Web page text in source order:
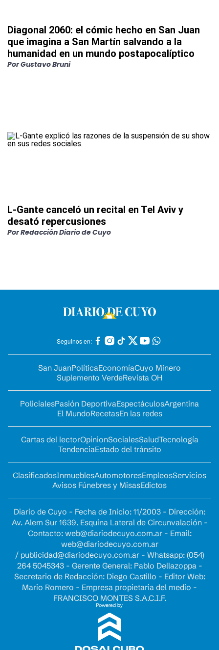
Diagonal 2060: el cómic hecho en San Juan
que imagina a San Martín salvando a la
humanidad en un mundo postapocalíptico
PorGustavo Bruni
L-Gante canceló un recital en Tel Aviv y
desató repercusiones
PorRedacción Diario de Cuyo
Seguinos en:
San JuanPolíticaEconomíaCuyo Minero
Suplemento VerdeRevista OH
PolicialesPasión DeportivaEspectáculosArgentina
El MundoRecetasEn las redes
Cartas del lectorOpinionSocialesSaludTecnología
TendenciaEstado del tránsito
ClasificadosInmueblesAutomotoresEmpleosServicios
Avisos Fúnebres y MisasEdictos
Diario de Cuyo - Fecha de Inicio: 11/2003 - Dirección:
Av. Alem Sur 1639. Esquina Lateral de Circunvalación -
Contacto: web@diariodecuyo.com.ar- Email:
web@diariodecuyo.com.ar
/ publicidad@diariodecuyo.com.ar- Whatsapp: (054)
264 5045343 - Gerente General: Pablo Dellazoppa -
Secretario de Redacción: Diego Castillo - Editor Web:
Mario Romero - Empresa propietaria del medio -
FRANCISCO MONTES S.A.C.I.F.